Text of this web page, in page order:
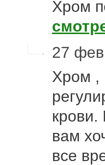
Хром
27
Хром ,
крови.
вам
все